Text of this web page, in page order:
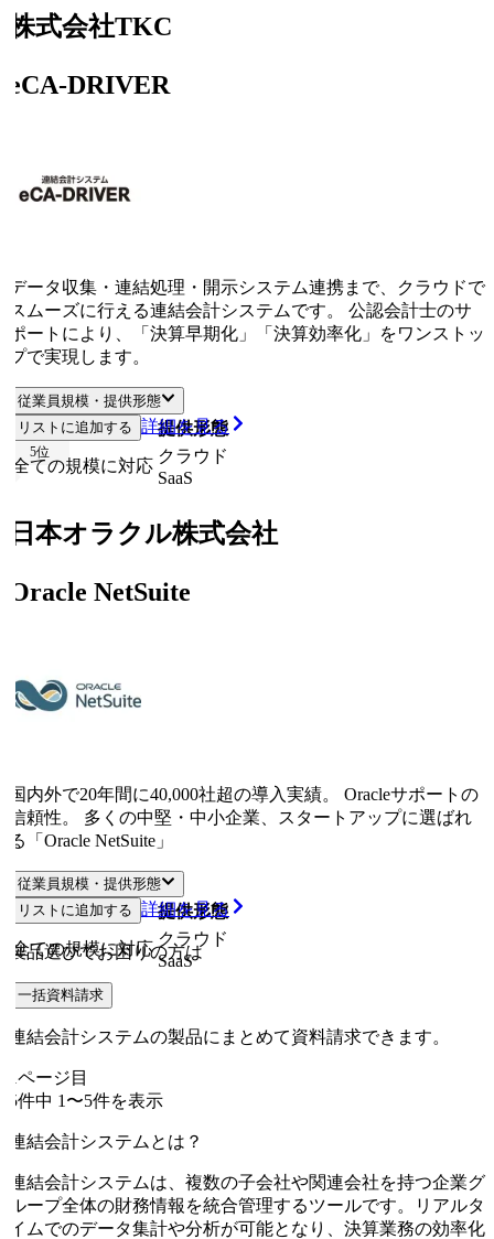
式会社TKC
DRIVER
ータ収集・連結処理・開示システム連携まで、クラウドで
ムーズに行える連結会計システムです。 公認会計士のサ
ートにより、「決算早期化」「決算効率化」をワンストッ
で実現します。
従業員規模・提供形態
従業員規模
提供形態
ての規模に対応
クラウド
SaaS
リストに追加する 詳細を見る
位
本オラクル株式会社
NetSuite
内外で20年間に40,000社超の導入実績。 Oracleサポートの
頼性。 多くの中堅・中小企業、スタートアップに選ばれ
「Oracle NetSuite」
従業員規模・提供形態
従業員規模
提供形態
ての規模に対応
クラウド
SaaS
リストに追加する 詳細を見る
品選びでお困りの方は
一括資料請求
結会計システムの製品にまとめて資料請求できます。
ページ目
件中1 〜5件を表示
結会計システムとは？
結会計システムは、複数の子会社や関連会社を持つ企業グ
ープ全体の財務情報を統合管理するツールです。リアルタ
ムでのデータ集計や分析が可能となり、決算業務の効率化